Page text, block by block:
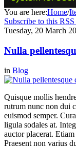
You are here:Home/
Subscribe to this RSS
Tuesday, 20 March
Nulla
in Blog
Quisque mollis
rutrum nunc non dui
euismod semper.
ligula sodales at.
auctor placerat.
Praesent non varius